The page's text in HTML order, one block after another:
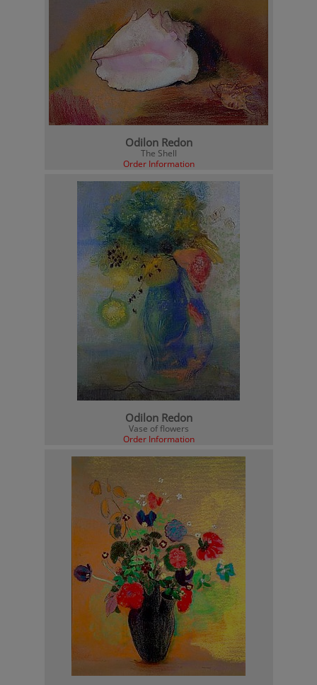
Odilon Redon
The Shell
Order Information
Odilon Redon
Vase of flowers
Order Information